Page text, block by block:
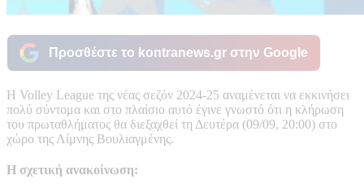
Προσθέστε το kontranews.gr στην Google
Η Volley League της νέας σεζόν 2024-25 αναμένεται να εκκινήσει
πολύ σύντομα και στο πλαίσιο αυτό έγινε γνωστό ότι η κλήρωση
του πρωταθλήματος θα διεξαχθεί τη Δευτέρα (09/09, 20:00) στο
χώρο της Λίμνης Βουλιαγμένης.
H σχετική ανακοίνωση: